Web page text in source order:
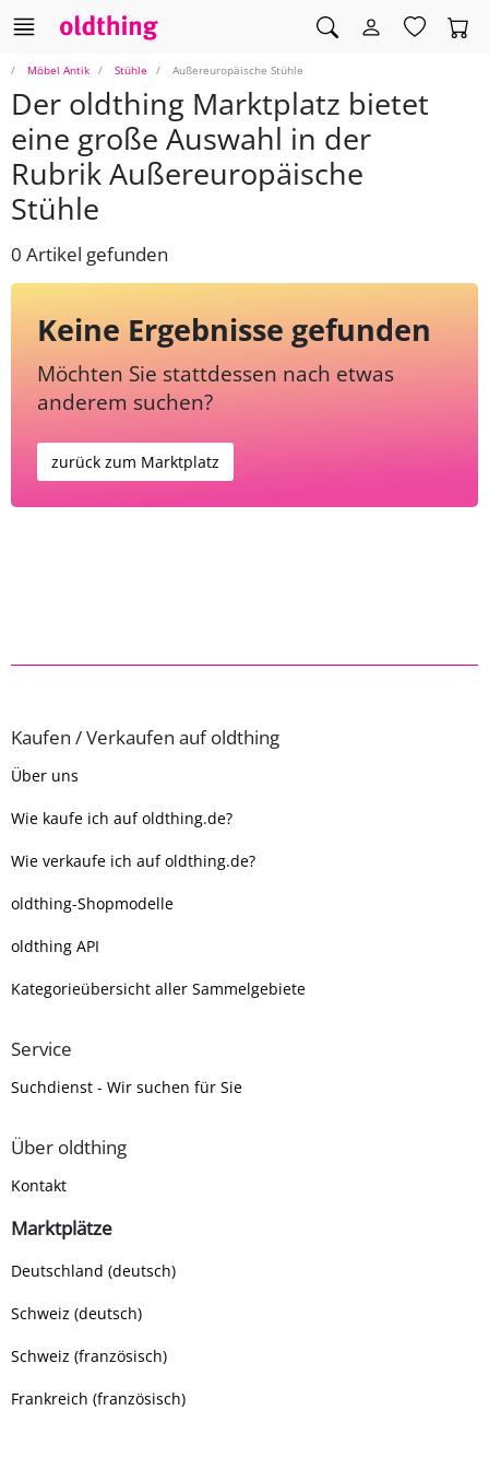
Möbel Antik Stühle Außereuropäische Stühle
Der oldthing Marktplatz bietet
eine große Auswahl in der
Rubrik Außereuropäische
Stühle
0 Artikel gefunden
Keine Ergebnisse gefunden
Möchten Sie stattdessen nach etwas
anderem suchen?
zurück zum Marktplatz
Kaufen / Verkaufen auf oldthing
Über uns
Wie kaufe ich auf oldthing.de?
Wie verkaufe ich auf oldthing.de?
oldthing-Shopmodelle
oldthing API
Kategorieübersicht aller Sammelgebiete
Service
Suchdienst - Wir suchen für Sie
Über oldthing
Kontakt
Marktplätze
Deutschland (deutsch)
Schweiz (deutsch)
Schweiz (französisch)
Frankreich (französisch)